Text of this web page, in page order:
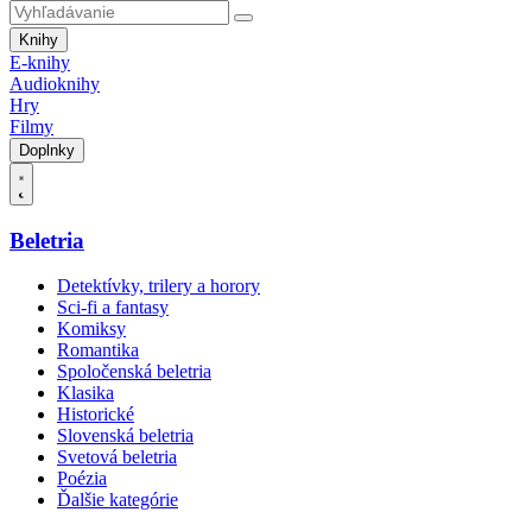
Knihy
E-knihy
Audioknihy
Hry
Filmy
Doplnky
Beletria
Detektívky, trilery a horory
Sci-fi a fantasy
Komiksy
Romantika
Spoločenská beletria
Klasika
Historické
Slovenská beletria
Svetová beletria
Poézia
Ďalšie kategórie